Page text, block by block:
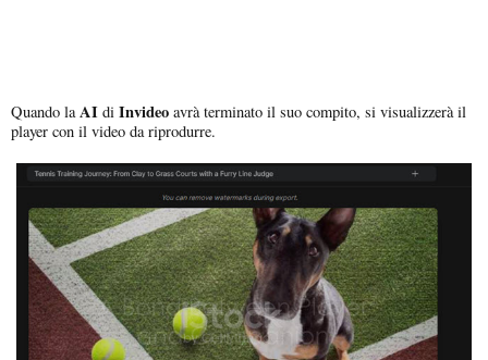
Quando laAI di Invideo avrà terminato il suo compito, si visualizzerà il
player con il video da riprodurre.